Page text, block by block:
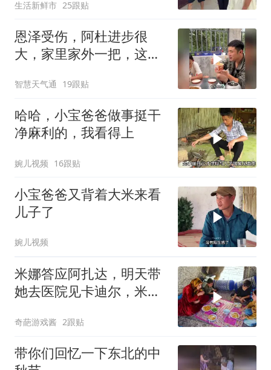
生活新鲜市 25跟贴
恩泽受伤，阿杜进步很
大，家里家外一把，这才
智慧天气通 19跟贴
哈哈，小宝爸爸做事挺干
净麻利的，我看得上
婉儿视频 16跟贴
小宝爸爸又背着大米来看
儿子了
婉儿视频
米娜答应阿扎达，明天带
她去医院见卡迪尔，米娜
奇葩游戏酱 2跟贴
带你们回忆一下东北的中